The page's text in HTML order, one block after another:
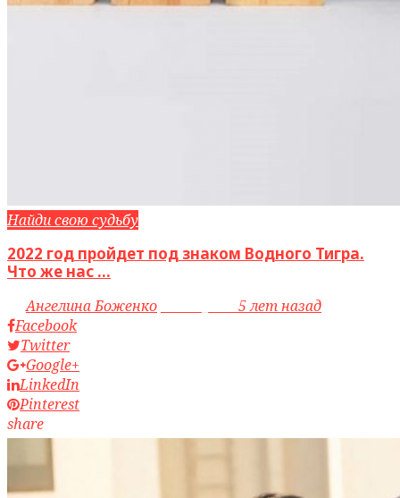
Найди свою судьбу
2022 год пройдет под знаком Водного Тигра.
Что же нас ...
byАнгелина Боженко
5 лет назад
Facebook
Twitter
Google+
LinkedIn
Pinterest
share